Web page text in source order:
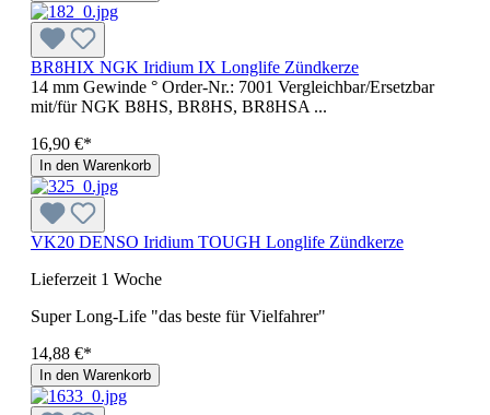
BR8HIX NGK Iridium IX Longlife Zündkerze
14 mm Gewinde ° Order-Nr.: 7001 Vergleichbar/Ersetzbar
mit/für NGK B8HS, BR8HS, BR8HSA ...
16,90 €*
In den Warenkorb
VK20 DENSO Iridium TOUGH Longlife Zündkerze
Lieferzeit 1 Woche
Super Long-Life "das beste für Vielfahrer"
14,88 €*
In den Warenkorb